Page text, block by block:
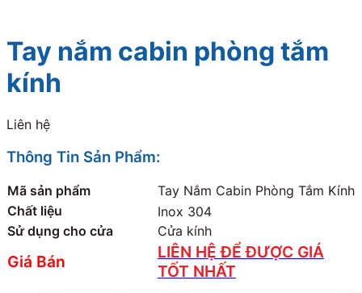
Tay nắm cabin phòng tắm
kính
Liên hệ
Thông Tin Sản Phẩm:
Mã sản phẩm
Tay Nắm Cabin Phòng Tắm Kính
Chất liệu
Inox 304
Sử dụng cho cửa
Cửa kính
Giá Bán
LIÊN HỆ ĐỂ ĐƯỢC GIÁ
TỐT NHẤT